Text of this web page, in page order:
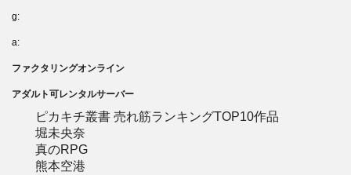
g:
a:
ファクタリングオンライン
アダルト可レンタルサーバー
ピカキチ叢書 売れ筋ランキングTOP10作品
堀未央奈
真のRPG
熊本空港